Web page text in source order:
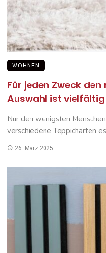
WOHNEN
Für jeden Zweck
Auswahl ist vielfältig
Nur den wenigsten
verschiedene Teppicharten
26. März 2025